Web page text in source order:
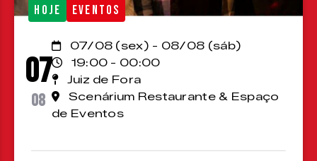
HOJE EVENTOS
07
08
07/08 (sex) - 08/08 (sáb)
19:00 - 00:00
Juiz de Fora
Scenárium Restaurante & Espaço
de Eventos